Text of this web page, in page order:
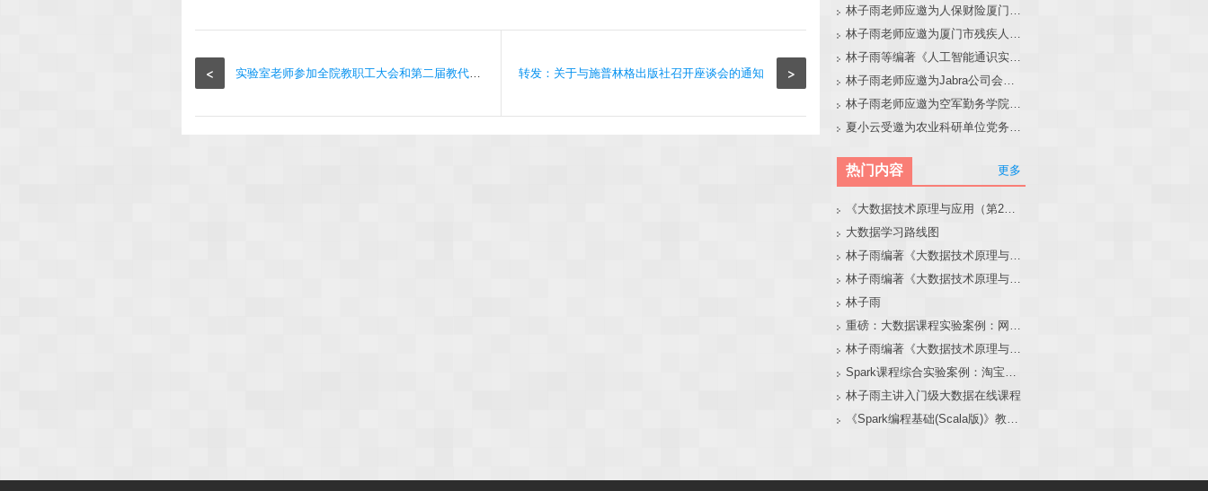
< 实验室老师参加全院教职工大会和第二届教代会第5次会议 >
转发：关于与施普林格出版社召开座谈会的通知
林子雨老师应邀为人保财险厦门分公司做大模型和智能体讲座
林子雨老师应邀为厦门市残疾人联合会做大模型和智能体讲座
林子雨等编著《人工智能通识实践教程》教材官网
林子雨老师应邀为Jabra公司会议做大模型和智能体报告
林子雨老师应邀为空军勤务学院做大模型和智能体讲座
夏小云受邀为农业科研单位党务工作者作专题报告
热门内容 更多
《大数据技术原理与应用（第2版）》教材官网
大数据学习路线图
林子雨编著《大数据技术原理与应用（第3版）》教材官网
林子雨编著《大数据技术原理与应用》教材配套大数据软件安装和编程实践指南
林子雨
重磅：大数据课程实验案例：网站用户行为分析（免费共享）
林子雨编著《大数据技术原理与应用（第3版）》教材配套大数据软件安装和编程实践指南
Spark课程综合实验案例：淘宝双11数据分析与预测
林子雨主讲入门级大数据在线课程
《Spark编程基础(Scala版)》教材官网